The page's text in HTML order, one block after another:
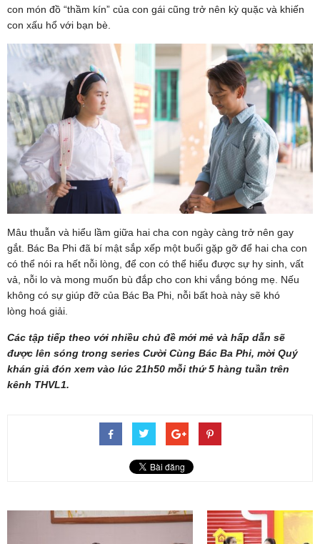
con món đồ “thầm kín” của con gái cũng trở nên kỳ quặc và khiến
con xấu hổ với bạn bè.
Mâu thuẫn và hiểu lầm giữa hai cha con ngày càng trở nên gay
gắt. Bác Ba Phi đã bí mật sắp xếp một buổi gặp gỡ để hai cha con
có thể nói ra hết nỗi lòng, để con có thể hiểu được sự hy sinh, vất
vả, nỗi lo và mong muốn bù đắp cho con khi vắng bóng mẹ. Nếu
không có sự giúp đỡ của Bác Ba Phi, nỗi bất hoà này sẽ khó
lòng hoá giải.
Các tập tiếp theo với nhiều chủ đề mới mẻ và hấp dẫn sẽ
được lên sóng trong series Cười Cùng Bác Ba Phi, mời Quý
khán giả đón xem vào lúc 21h50 mỗi thứ 5 hàng tuần trên
kênh THVL1.